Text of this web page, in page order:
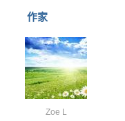
作家
Zoe L